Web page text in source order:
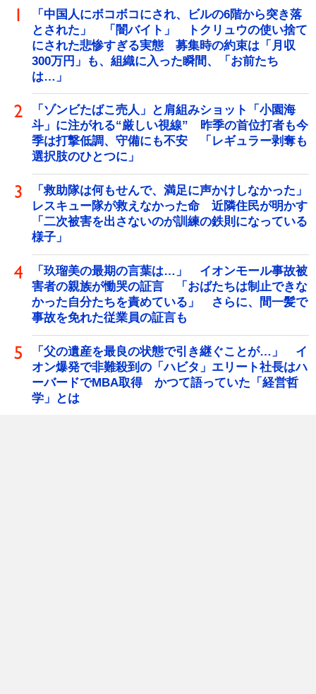
「中国人にボコボコにされ、ビルの6階から突き落
とされた」 「闇バイト」 トクリュウの使い捨て
にされた悲惨すぎる実態 募集時の約束は「月収
300万円」も、組織に入った瞬間、「お前たち
は…」
「ゾンビたばこ売人」と肩組みショット「小園海
斗」に注がれる“厳しい視線” 昨季の首位打者も今
季は打撃低調、守備にも不安 「レギュラー剥奪も
選択肢のひとつに」
「救助隊は何もせんで、満足に声かけしなかった」
レスキュー隊が救えなかった命 近隣住民が明かす
「二次被害を出さないのが訓練の鉄則になっている
様子」
「玖瑠美の最期の言葉は…」 イオンモール事故被
害者の親族が慟哭の証言 「おばたちは制止できな
かった自分たちを責めている」 さらに、間一髪で
事故を免れた従業員の証言も
「父の遺産を最良の状態で引き継ぐことが…」 イ
オン爆発で非難殺到の「ハビタ」エリート社長はハ
ーバードでMBA取得 かつて語っていた「経営哲
学」とは